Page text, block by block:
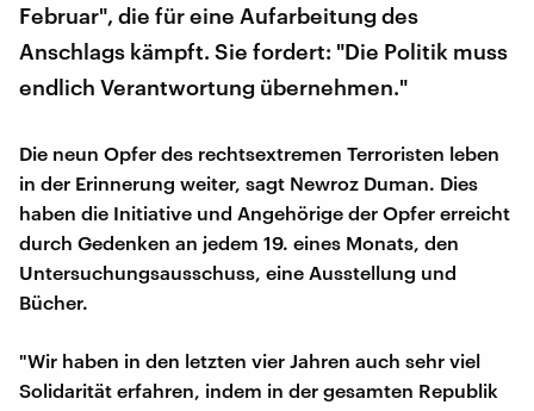
Februar", die für eine Aufarbeitung des
Anschlags kämpft. Sie fordert: "Die Politik muss
endlich Verantwortung übernehmen."
Die neun Opfer des rechtsextremen Terroristen leben
in der Erinnerung weiter, sagt Newroz Duman. Dies
haben die Initiative und Angehörige der Opfer erreicht
durch Gedenken an jedem 19. eines Monats, den
Untersuchungsausschuss, eine Ausstellung und
Bücher.
"Wir haben in den letzten vier Jahren auch sehr viel
Solidarität erfahren, indem in der gesamten Republik